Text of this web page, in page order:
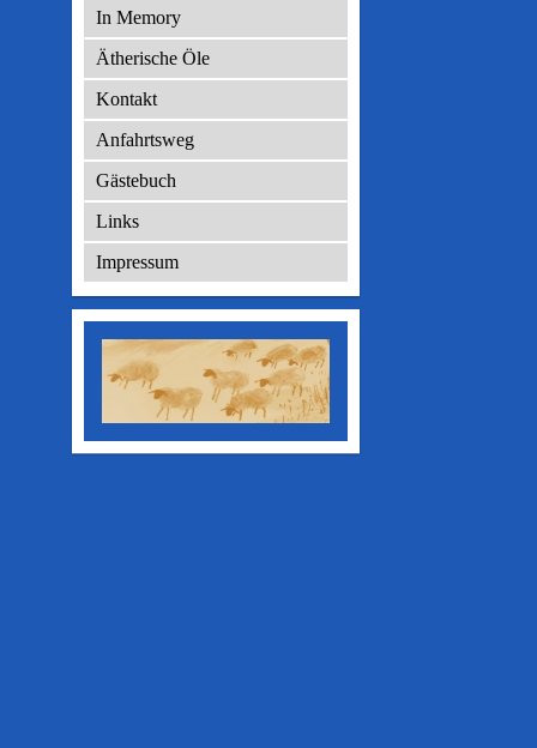
In Memory
Ätherische Öle
Kontakt
Anfahrtsweg
Gästebuch
Links
Impressum